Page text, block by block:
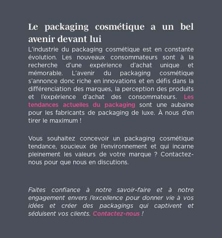
Le packaging cosmétique a un bel
avenir devant lui
L’industrie du packaging cosmétique est en constante
évolution. Les nouveaux consommateurs sont à la
recherche d’une expérience d’achat unique et
mémorable. L’avenir du packaging cosmétique
s’annonce donc riche en innovations et en défis dans la
différenciation des marques, la perception des produits
et l’expérience d’achat des consommateurs.
Les
tendances actuelles du packaging sont une aubaine
pour les fabricants de packaging de luxe. À nous d’en
tirer le maximum !
Vous souhaitez concevoir un packaging cosmétique
tendance, soucieux de l’environnement et qui incarne
pleinement les valeurs de votre marque ? Contactez-
nous pour que nous en discutions.
Faites confiance à notre savoir-faire et à notre
engagement envers l’excellence pour donner vie à vos
idées et créer des packagings qui captivent et
séduisent vos clients. Contactez-nous !